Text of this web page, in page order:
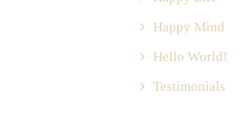
Happy Mind
Hello World!
Testimonials